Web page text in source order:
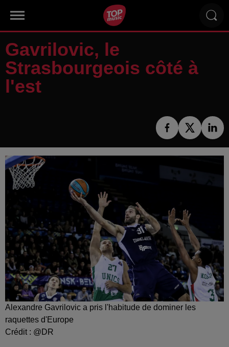
Gavrilovic, le
Strasbourgeois côté à
l'est
Alexandre Gavrilovic a pris l'habitude de dominer les
raquettes d'Europe
Crédit : @DR